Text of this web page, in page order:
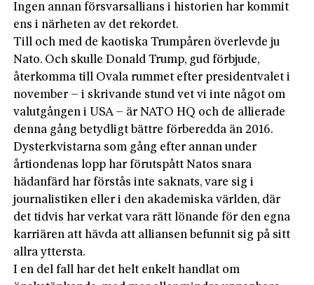
Ingen annan försvarsallians i hi­storien har kommit
ens i närheten av det rekordet.
Till och med de kaotiska Trumpåren överlevde ju
Nato. Och skulle Donald Trump, gud förbjude,
återkomma till Ovala rummet efter presidentvalet i
november – i skrivande stund vet vi inte något om
valutgången i USA – är NATO HQ och de allierade
denna gång betydligt bättre förberedda än 2016.
Dysterkvistarna som gång efter annan under
årtiondenas lopp har förutspått Natos snara
hädanfärd har förstås inte saknats, vare sig i
journalistiken eller i den akademiska världen, där
det tidvis har verkat vara rätt lönande för den egna
karriären att hävda att alliansen befunnit sig på sitt
allra yttersta.
I en del fall har det helt enkelt handlat om